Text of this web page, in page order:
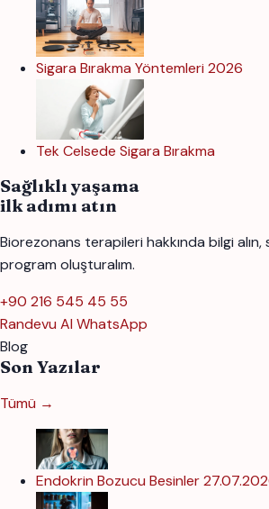
Sigara Bırakma Yöntemleri 2026
Tek Celsede Sigara Bırakma
Sağlıklı yaşama
ilk adımı atın
Biorezonans terapileri hakkında bilgi alın,
program oluşturalım.
+90 216 545 45 55
Randevu Al WhatsApp
Blog
Son Yazılar
Tümü →
Endokrin Bozucu Besinler